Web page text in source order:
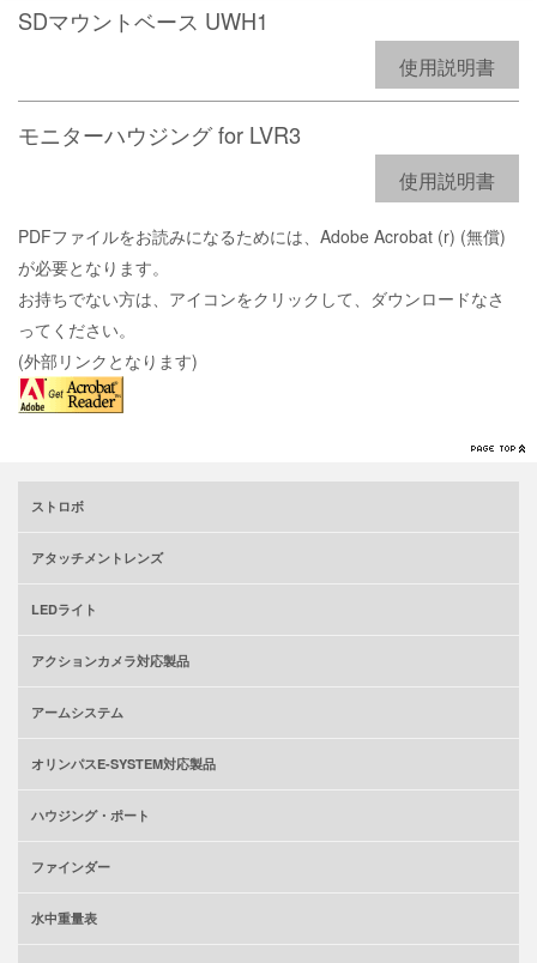
SDマウントベース UWH1
使用説明書
モニターハウジング for LVR3
使用説明書
PDFファイルをお読みになるためには、Adobe Acrobat (r) (無償)
が必要となります。
お持ちでない方は、アイコンをクリックして、ダウンロードなさ
ってください。
(外部リンクとなります)
ストロボ
アタッチメントレンズ
LEDライト
アクションカメラ対応製品
アームシステム
オリンパスE-SYSTEM対応製品
ハウジング・ポート
ファインダー
水中重量表